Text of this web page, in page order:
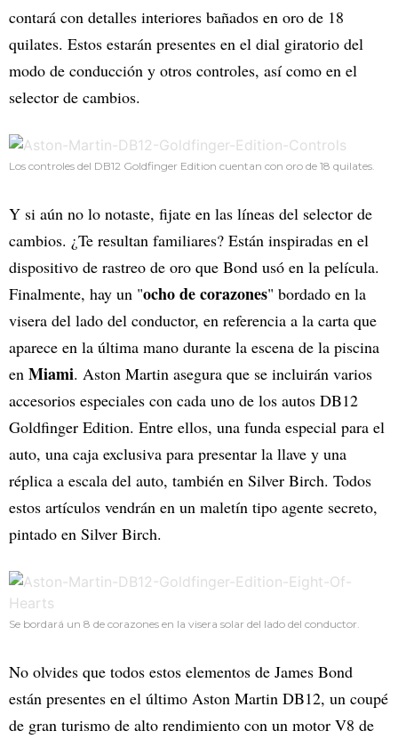
contará con detalles interiores bañados en oro de 18
quilates. Estos estarán presentes en el dial giratorio del
modo de conducción y otros controles, así como en el
selector de cambios.
Los controles del DB12 Goldfinger Edition cuentan con oro de 18 quilates.
Y si aún no lo notaste, fijate en las líneas del selector de
cambios. ¿Te resultan familiares? Están inspiradas en el
dispositivo de rastreo de oro que Bond usó en la película.
Finalmente, hay un "ocho de corazones" bordado en la
visera del lado del conductor, en referencia a la carta que
aparece en la última mano durante la escena de la piscina
en Miami. Aston Martin asegura que se incluirán varios
accesorios especiales con cada uno de los autos DB12
Goldfinger Edition. Entre ellos, una funda especial para el
auto, una caja exclusiva para presentar la llave y una
réplica a escala del auto, también en Silver Birch. Todos
estos artículos vendrán en un maletín tipo agente secreto,
pintado en Silver Birch.
Se bordará un 8 de corazones en la visera solar del lado del conductor.
No olvides que todos estos elementos de James Bond
están presentes en el último Aston Martin DB12, un coupé
de gran turismo de alto rendimiento con un motor V8 de